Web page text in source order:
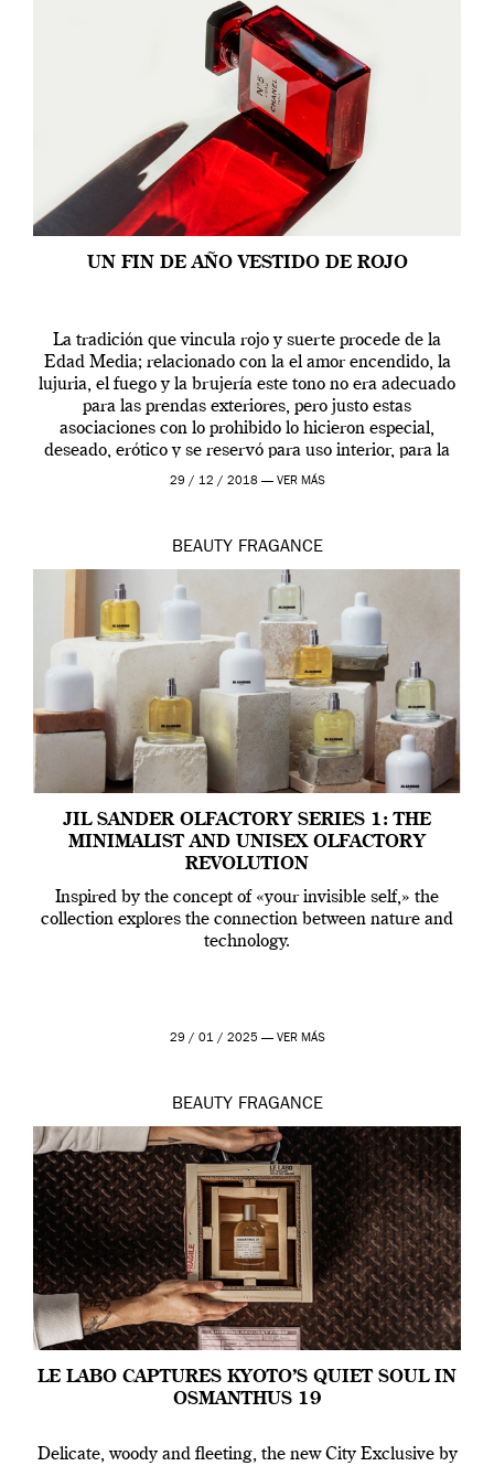
UN FIN DE AÑO VESTIDO DE ROJO
La tradición que vincula rojo y suerte procede de la
Edad Media; relacionado con la el amor encendido, la
lujuria, el fuego y la brujería este tono no era adecuado
para las prendas exteriores, pero justo estas
asociaciones con lo prohibido lo hicieron especial,
deseado, erótico y se reservó para uso interior, para la
ropa […]
29 / 12 / 2018 — VER MÁS
BEAUTY FRAGANCE
JIL SANDER OLFACTORY SERIES 1: THE
MINIMALIST AND UNISEX OLFACTORY
REVOLUTION
Inspired by the concept of «your invisible self,» the
collection explores the connection between nature and
technology.
29 / 01 / 2025 — VER MÁS
BEAUTY FRAGANCE
LE LABO CAPTURES KYOTO’S QUIET SOUL IN
OSMANTHUS 19
Delicate, woody and fleeting, the new City Exclusive by